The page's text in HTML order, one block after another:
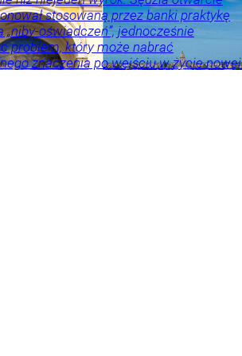
stosowaną przez banki praktykę
„niby-oświadczeń”, jednocześnie
problem, który może nabrać
znaczenia po wejściu w życie nowej